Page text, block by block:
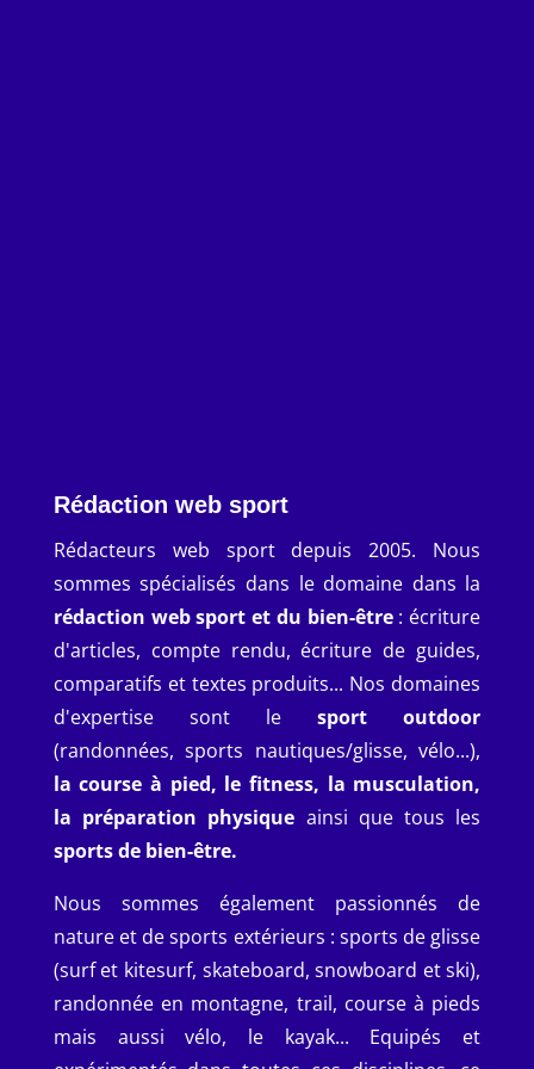
Rédaction web sport
Rédacteurs web sport depuis 2005. Nous
sommes spécialisés dans le domaine dans la
rédaction web sport et du bien-être: écriture
d'articles, compte rendu, écriture de guides,
comparatifs et textes produits... Nos domaines
d'expertise sont lesport outdoor
(randonnées, sports nautiques/glisse, vélo...),
la course à pied, le fitness, la musculation,
la préparation physique ainsi que tous les
sports de bien-être.
Nous sommes également passionnés de
nature et de sports extérieurs : sports de glisse
(surf et kitesurf, skateboard, snowboard et ski),
randonnée en montagne, trail, course à pieds
mais aussi vélo, le kayak... Equipés et